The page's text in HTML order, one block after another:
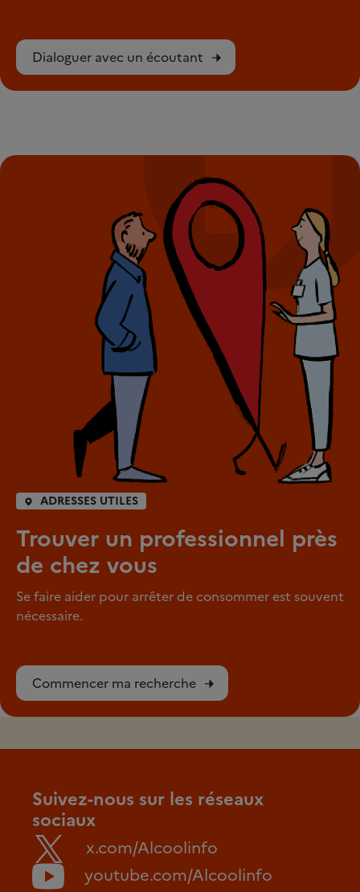
Dialoguer avec un écoutant
ADRESSES UTILES
Trouver un professionnel près
de chez vous
Se faire aider pour arrêter de consommer est souvent
nécessaire.
Commencer ma recherche
Suivez-nous sur les réseaux
sociaux
x.com/Alcoolinfo
youtube.com/Alcoolinfo